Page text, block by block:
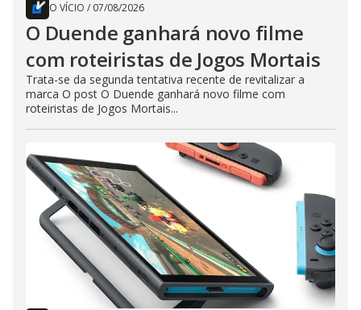
O VÍCIO / 07/08/2026
O Duende ganhará novo filme
com roteiristas de Jogos Mortais
Trata-se da segunda tentativa recente de revitalizar a
marca O post O Duende ganhará novo filme com
roteiristas de Jogos Mortais...